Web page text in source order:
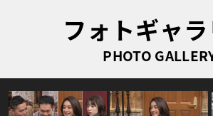
フォトギャ
PHOTO